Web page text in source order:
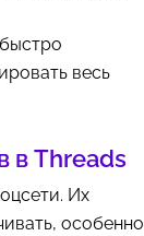
весь
в Threads
Их
особенно